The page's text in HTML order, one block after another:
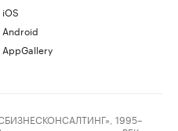
iOS
Android
AppGallery
1995–